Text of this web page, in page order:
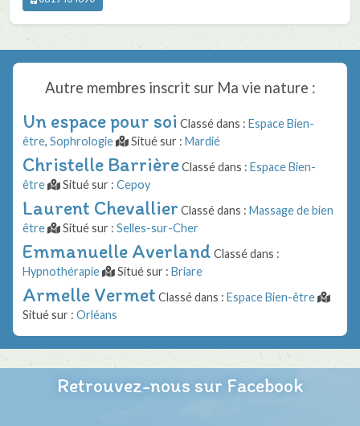
Autre membres inscrit sur Ma vie nature :
Un espace pour soi Classé dans : Espace Bien-
être, Sophrologie Situé sur : Mardié
Christelle BarrièreClassé dans : Espace Bien-
être
Situé sur : Cepoy
Laurent Chevallier Classé dans : Massage de bien
être
Situé sur : Selles-sur-Cher
Emmanuelle Averland Classé dans :
Hypnothérapie
Situé sur : Briare
Armelle Vermet Classé dans : Espace Bien-être
Situé sur : Orléans
Retrouvez-nous sur Facebook